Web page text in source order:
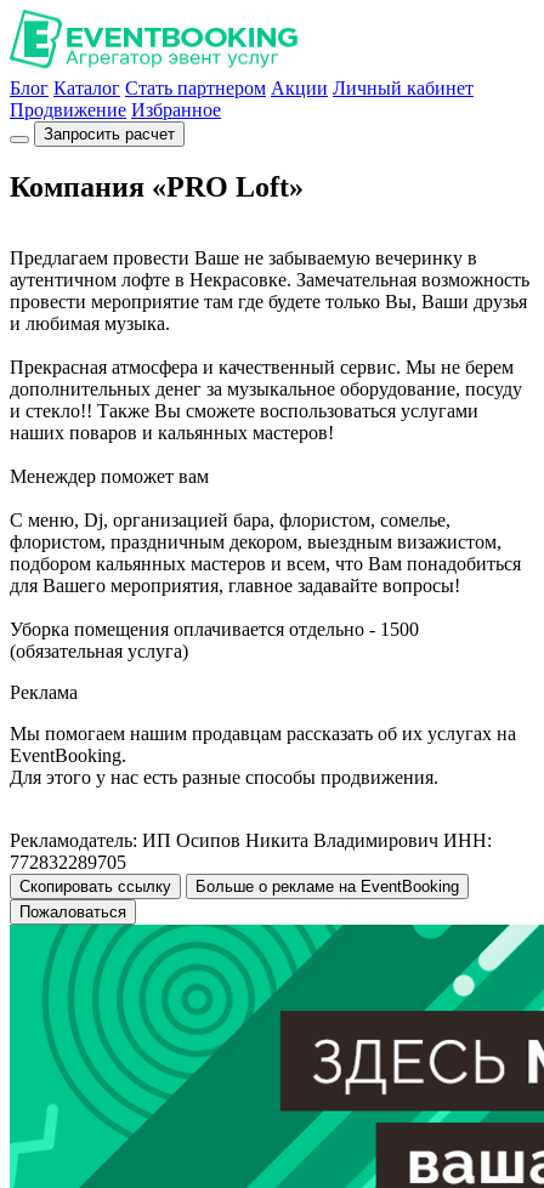
Блог Каталог Стать партнером Акции Личный кабинет
Продвижение Избранное
Запросить расчет
Компания «PRO Loft»
Предлагаем провести Ваше не забываемую вечеринку в
аутентичном лофте в Некрасовке. Замечательная возможность
провести мероприятие там где будете только Вы, Ваши друзья
и любимая музыка.
Прекрасная атмосфера и качественный сервис. Мы не берем
дополнительных денег за музыкальное оборудование, посуду
и стекло!! Также Вы сможете воспользоваться услугами
наших поваров и кальянных мастеров!
Менеждер поможет вам
C меню, Dj, организацией бара, флористом, сомелье,
флористом, праздничным декором, выездным визажистом,
подбором кальянных мастеров и всем, что Вам понадобиться
для Вашего мероприятия, главное задавайте вопросы!
Уборка помещения оплачивается отдельно - 1500
(обязательная услуга)
Реклама
Мы помогаем нашим продавцам рассказать об их услугах на
EventBooking.
Для этого у нас есть разные способы продвижения.
Рекламодатель: ИП Осипов Никита Владимирович ИНН:
772832289705
Скопировать ссылку
Больше о рекламе на EventBooking
Пожаловаться